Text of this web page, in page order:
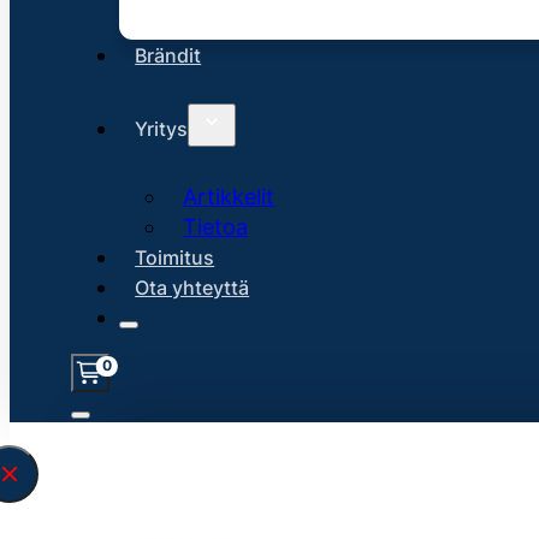
Brändit
Yritys
Artikkelit
Tietoa
Toimitus
Ota yhteyttä
0